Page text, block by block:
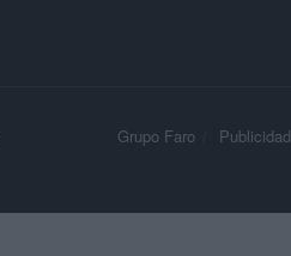
Grupo Faro Publicidad